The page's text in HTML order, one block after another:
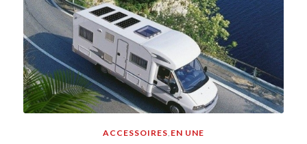
ACCESSOIRES EN UNE